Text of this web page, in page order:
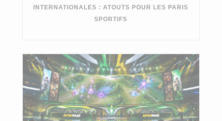
INTERNATIONALES : ATOUTS POUR LES PARIS
SPORTIFS